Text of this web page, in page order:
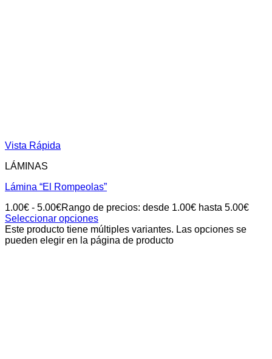
Vista Rápida
LÁMINAS
Lámina “El Rompeolas”
1.00€ - 5.00€Rango de precios: desde 1.00€ hasta 5.00€
Seleccionar opciones
Este producto tiene múltiples variantes. Las opciones se
pueden elegir en la página de producto